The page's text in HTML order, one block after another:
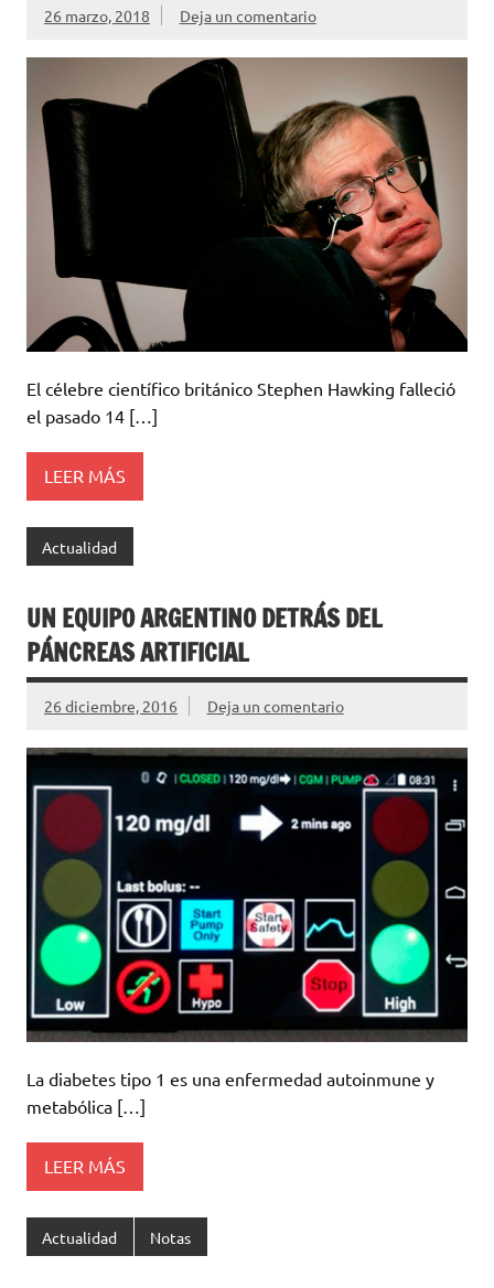
26 marzo, 2018 Deja un comentario
El célebre científico británico Stephen Hawking falleció
el pasado 14 […]
LEER MÁS
Actualidad
UN EQUIPO ARGENTINO DETRÁS DEL
PÁNCREAS ARTIFICIAL
26 diciembre, 2016 Deja un comentario
La diabetes tipo 1 es una enfermedad autoinmune y
metabólica […]
LEER MÁS
Actualidad Notas